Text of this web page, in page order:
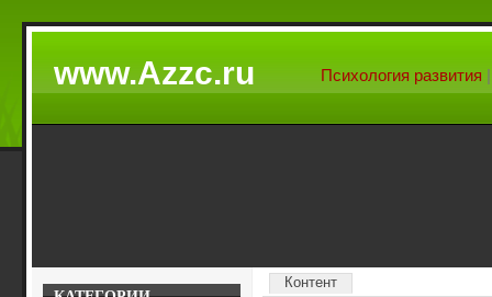
www.Azzc.ru Психология развития
Контент